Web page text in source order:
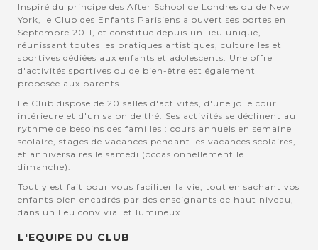
Inspiré du principe des After School de Londres ou de New
York, le Club des Enfants Parisiens a ouvert ses portes en
Septembre 2011, et constitue depuis un lieu unique,
réunissant toutes les pratiques artistiques, culturelles et
sportives dédiées aux enfants et adolescents. Une offre
d'activités sportives ou de bien-être est également
proposée aux parents.
Le Club dispose de 20 salles d'activités, d'une jolie cour
intérieure et d'un salon de thé. Ses activités se déclinent au
rythme de besoins des familles : cours annuels en semaine
scolaire, stages de vacances pendant les vacances scolaires,
et anniversaires le samedi (occasionnellement le
dimanche).
Tout y est fait pour vous faciliter la vie, tout en sachant vos
enfants bien encadrés par des enseignants de haut niveau,
dans un lieu convivial et lumineux.
L'EQUIPE DU CLUB